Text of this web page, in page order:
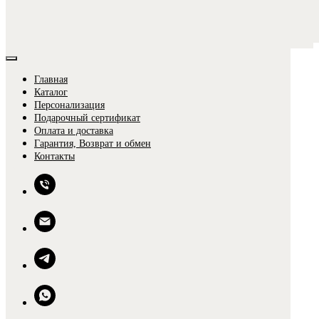
Главная
Каталог
Персонализация
Подарочный сертификат
Оплата и доставка
Гарантия, Возврат и обмен
Контакты